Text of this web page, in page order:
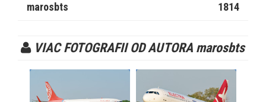
marosbts 1814
VIAC FOTOGRAFII OD AUTORA marosbts